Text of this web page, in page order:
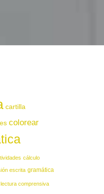
cartilla
colorear
cálculo
escrita gramática
lectura comprensiva